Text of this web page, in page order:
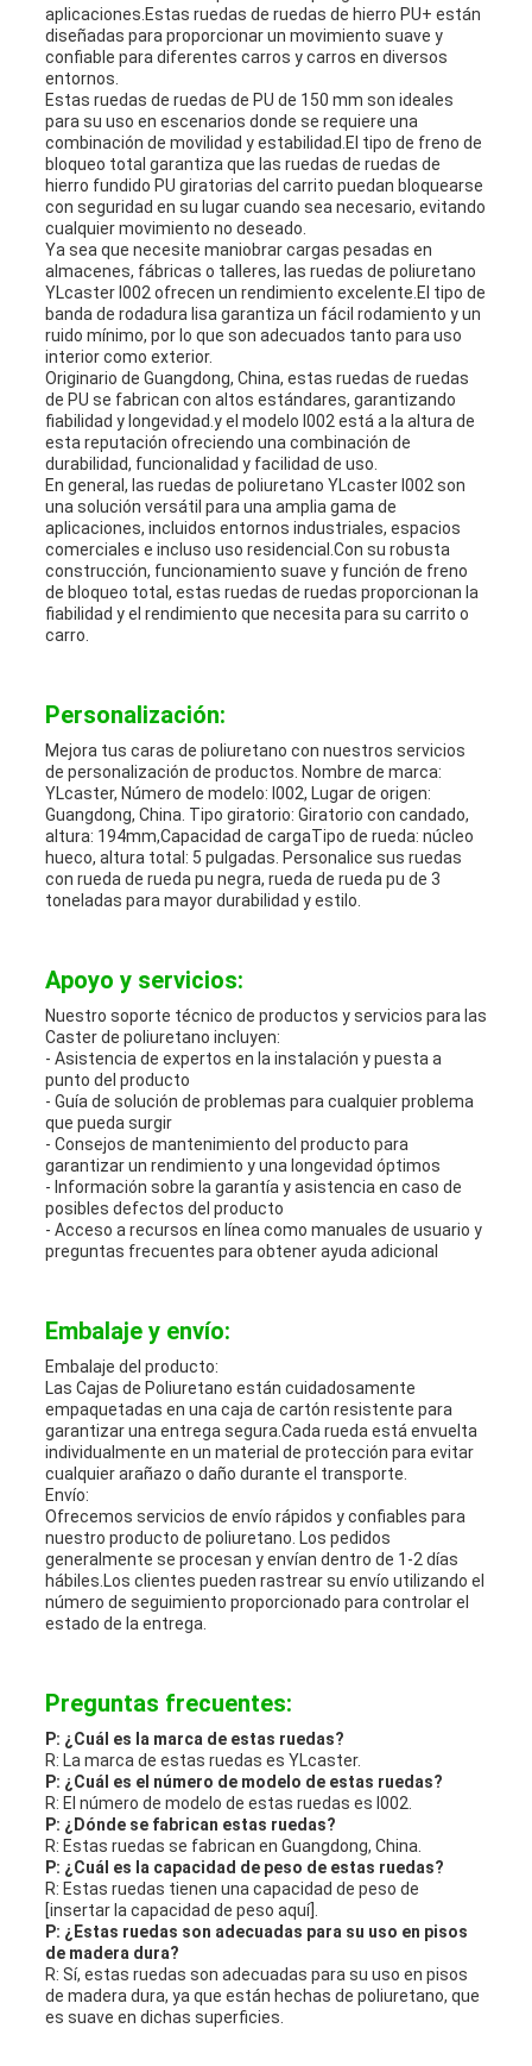
aplicaciones.Estas ruedas de ruedas de hierro PU+ están
diseñadas para proporcionar un movimiento suave y
confiable para diferentes carros y carros en diversos
entornos.
Estas ruedas de ruedas de PU de 150 mm son ideales
para su uso en escenarios donde se requiere una
combinación de movilidad y estabilidad.El tipo de freno de
bloqueo total garantiza que las ruedas de ruedas de
hierro fundido PU giratorias del carrito puedan bloquearse
con seguridad en su lugar cuando sea necesario, evitando
cualquier movimiento no deseado.
Ya sea que necesite maniobrar cargas pesadas en
almacenes, fábricas o talleres, las ruedas de poliuretano
YLcaster I002 ofrecen un rendimiento excelente.El tipo de
banda de rodadura lisa garantiza un fácil rodamiento y un
ruido mínimo, por lo que son adecuados tanto para uso
interior como exterior.
Originario de Guangdong, China, estas ruedas de ruedas
de PU se fabrican con altos estándares, garantizando
fiabilidad y longevidad.y el modelo I002 está a la altura de
esta reputación ofreciendo una combinación de
durabilidad, funcionalidad y facilidad de uso.
En general, las ruedas de poliuretano YLcaster I002 son
una solución versátil para una amplia gama de
aplicaciones, incluidos entornos industriales, espacios
comerciales e incluso uso residencial.Con su robusta
construcción, funcionamiento suave y función de freno
de bloqueo total, estas ruedas de ruedas proporcionan la
fiabilidad y el rendimiento que necesita para su carrito o
carro.
Personalización:
Mejora tus caras de poliuretano con nuestros servicios
de personalización de productos. Nombre de marca:
YLcaster, Número de modelo: I002, Lugar de origen:
Guangdong, China. Tipo giratorio: Giratorio con candado,
altura: 194mm,Capacidad de cargaTipo de rueda: núcleo
hueco, altura total: 5 pulgadas. Personalice sus ruedas
con rueda de rueda pu negra, rueda de rueda pu de 3
toneladas para mayor durabilidad y estilo.
Apoyo y servicios:
Nuestro soporte técnico de productos y servicios para las
Caster de poliuretano incluyen:
- Asistencia de expertos en la instalación y puesta a
punto del producto
- Guía de solución de problemas para cualquier problema
que pueda surgir
- Consejos de mantenimiento del producto para
garantizar un rendimiento y una longevidad óptimos
- Información sobre la garantía y asistencia en caso de
posibles defectos del producto
- Acceso a recursos en línea como manuales de usuario y
preguntas frecuentes para obtener ayuda adicional
Embalaje y envío:
Embalaje del producto:
Las Cajas de Poliuretano están cuidadosamente
empaquetadas en una caja de cartón resistente para
garantizar una entrega segura.Cada rueda está envuelta
individualmente en un material de protección para evitar
cualquier arañazo o daño durante el transporte.
Envío:
Ofrecemos servicios de envío rápidos y confiables para
nuestro producto de poliuretano. Los pedidos
generalmente se procesan y envían dentro de 1-2 días
hábiles.Los clientes pueden rastrear su envío utilizando el
número de seguimiento proporcionado para controlar el
estado de la entrega.
Preguntas frecuentes:
P: ¿Cuál es la marca de estas ruedas?
R: La marca de estas ruedas es YLcaster.
P: ¿Cuál es el número de modelo de estas ruedas?
R: El número de modelo de estas ruedas es I002.
P: ¿Dónde se fabrican estas ruedas?
R: Estas ruedas se fabrican en Guangdong, China.
P: ¿Cuál es la capacidad de peso de estas ruedas?
R: Estas ruedas tienen una capacidad de peso de
[insertar la capacidad de peso aquí].
P: ¿Estas ruedas son adecuadas para su uso en pisos
de madera dura?
R: Sí, estas ruedas son adecuadas para su uso en pisos
de madera dura, ya que están hechas de poliuretano, que
es suave en dichas superficies.